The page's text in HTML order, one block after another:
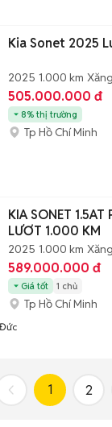
Kia Sonet 2025
2025 1.000 km Xăng
505.000.000 đ
8% thị trường
Tp Hồ Chí Minh
KIA SONET 1.5AT
LƯƠT 1.000 KM
2025 1.000 km Xăng
589.000.000 đ
Giá tốt 1 chủ
Tp Hồ Chí Minh
1 2